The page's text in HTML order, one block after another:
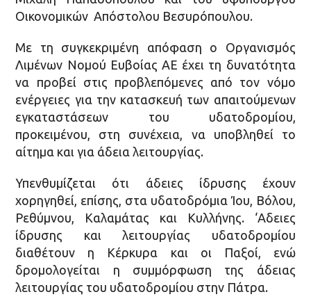
Οικονομικών Απόστολου Βεσυρόπουλου.
Με τη συγκεκριμένη απόφαση ο Οργανισμός
Λιμένων Νομού Ευβοίας ΑΕ έχει τη δυνατότητα
να προβεί στις προβλεπόμενες από τον νόμο
ενέργειες για την κατασκευή των απαιτούμενων
εγκαταστάσεων του υδατοδρομίου,
προκειμένου, στη συνέχεια, να υποβληθεί το
αίτημα και για άδεια λειτουργίας.
Υπενθυμίζεται ότι άδειες ίδρυσης έχουν
χορηγηθεί, επίσης, στα υδατοδρόμια Ίου, Βόλου,
Ρεθύμνου, Καλαμάτας και Κυλλήνης. ‘Αδειες
ίδρυσης και λειτουργίας υδατοδρομίου
διαθέτουν η Κέρκυρα και οι Παξοί, ενώ
δρομολογείται η συμμόρφωση της άδειας
λειτουργίας του υδατοδρομίου στην Πάτρα.